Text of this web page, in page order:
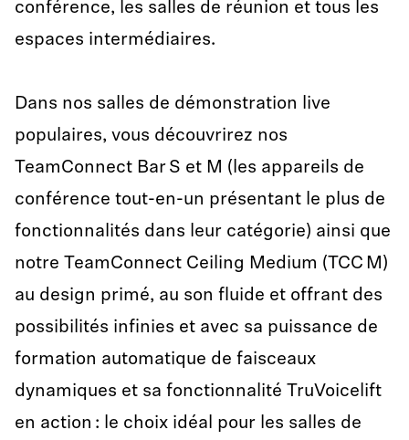
conférence, les salles de réunion et tous les
espaces intermédiaires.
Dans nos salles de démonstration live
populaires, vous découvrirez nos
TeamConnect Bar S et M (les appareils de
conférence tout-en-un présentant le plus de
fonctionnalités dans leur catégorie) ainsi que
notre TeamConnect Ceiling Medium (TCC M)
au design primé, au son fluide et offrant des
possibilités infinies et avec sa puissance de
formation automatique de faisceaux
dynamiques et sa fonctionnalité TruVoicelift
en action : le choix idéal pour les salles de